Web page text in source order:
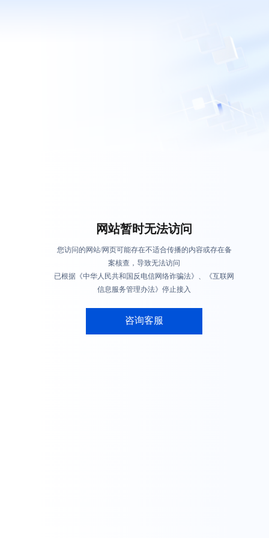
网站暂时无法访问
您访问的网站/网页可能存在不适合传播的内容或存在备
案核查，导致无法访问
已根据《中华人民共和国反电信网络诈骗法》、《互联网
信息服务管理办法》停止接入
咨询客服